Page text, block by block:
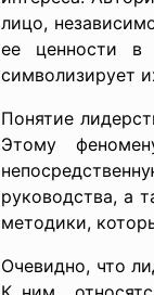
лицо,
ее ценности в
символизирует
Понятие
Этому
руководства, а
методики,
Очевидно, что